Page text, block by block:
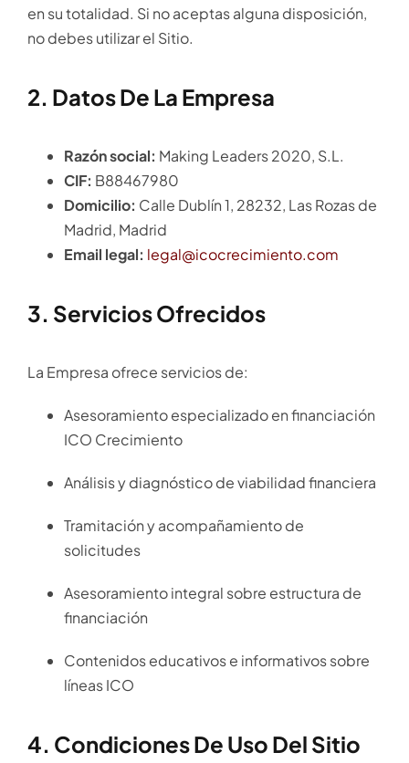
en su totalidad. Si no aceptas alguna disposición,
no debes utilizar el Sitio.
2. Datos De La Empresa
Razón social: Making Leaders 2020, S.L.
CIF: B88467980
Domicilio: Calle Dublín 1, 28232, Las Rozas de
Madrid, Madrid
Email legal: legal@icocrecimiento.com
3. Servicios Ofrecidos
La Empresa ofrece servicios de:
Asesoramiento especializado en financiación
ICO Crecimiento
Análisis y diagnóstico de viabilidad financiera
Tramitación y acompañamiento de
solicitudes
Asesoramiento integral sobre estructura de
financiación
Contenidos educativos e informativos sobre
líneas ICO
4. Condiciones De Uso Del Sitio